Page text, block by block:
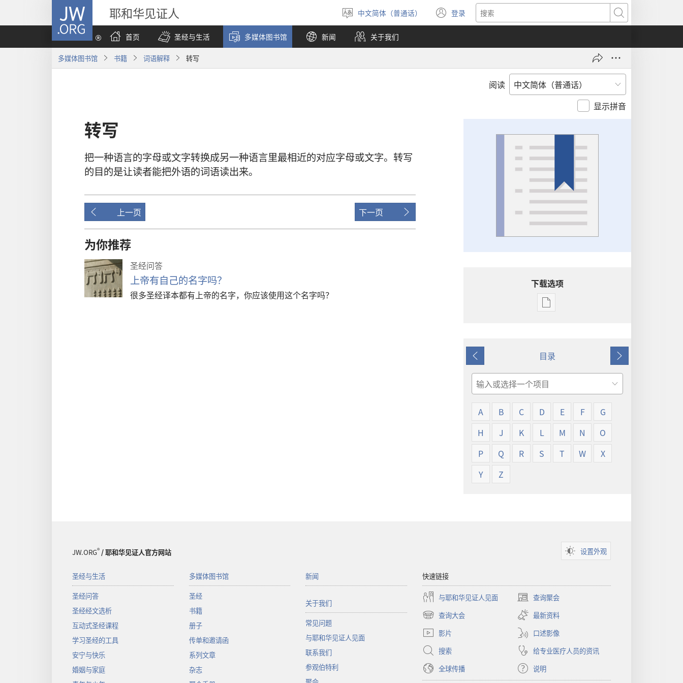
JW.ORG 耶和华见证人
选
择
语
言
中文简体（普通话） 登录
（打
开
窗
搜
索
首页
圣经与生活 多媒体图书馆 新闻 关于我们
多媒体图书馆 书籍 词语解释 转写
阅读
显示拼音
转写
把一种语言的字母或文字转换成另一种语言里最相近的对应字母或文字。 转写
的目的是让读者能把外语的词语读出来。
上一页 下一页
为你推荐
圣经问答
上帝有自己的名字吗？
很多圣经译本都有上帝的名字，你应该使用这个名字吗？
下载选项
出
载
项
词
语
解
上
一
目录
下
一
页
搜
索
A B C D E F
G
H
J K L M N
O
P
Q R S T W
X
Y
Z
JW.ORG®/ 耶和华见证人官方网站 设置外观
圣经与生活
圣经问答
圣经经文选析
互动式圣经课程
学习圣经的工具
安宁与快乐
婚姻与家庭
多媒体图书馆
圣经
书籍
册子
传单和邀请函
系列文章
杂志
新闻
关于我们
常见问题
与耶和华见证人见面
联系我们
参观伯特利
快速链接
与耶和华见证人见面 查询聚会
（打
开
新
窗
口）
查询大会
（打
开
新
窗
口）
最新资料
影片
口述影像
搜索
给专业医疗人员的资讯
全球传播
说明